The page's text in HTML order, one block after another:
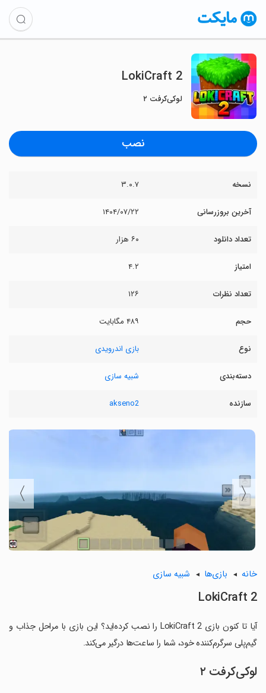
LokiCraft 2
لوکی‌کرفت ۲
نصب
نسخه ۳.۰.۷
آخرین بروزرسانی ۱۴۰۴/۰۷/۲۲
تعداد دانلود ۶۰ هزار
امتیاز ۴.۲
تعداد نظرات ۱۲۶
حجم ۴۸۹ مگابایت
نوع بازی اندرویدی
دسته‌بندی شبیه سازی
سازنده akseno2
〈
〉
خانه بازی‌ها شبیه سازی
LokiCraft 2
آیا تا کنون بازی LokiCraft 2 را نصب کرده‌اید؟ این بازی با مراحل جذاب و
گیم‌پلی سرگرم‌کننده خود، شما را ساعت‌ها درگیر می‌کند.
لوکی‌کرفت ۲